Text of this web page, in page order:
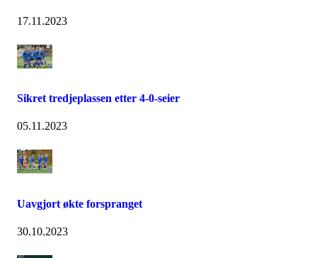
17.11.2023
Sikret tredjeplassen etter 4-0-seier
05.11.2023
Uavgjort økte forspranget
30.10.2023